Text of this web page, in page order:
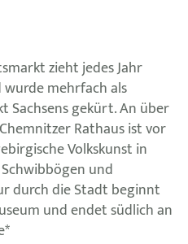
zieht jedes Jahr
mehrfach als
Sachsens gekürt. An über
Rathaus ist vor
Volkskunst in
und
durch die Stadt beginnt
und endet südlich an